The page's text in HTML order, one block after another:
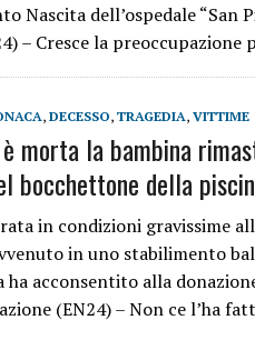
Nascita dell’ospedale “San
– Cresce la preoccupazione
, DECESSO, TRAGEDIA, VITTIME
morta la bambina
bocchettone della
in condizioni gravissime
in uno stabilimento
ha acconsentito alla
(EN24) – Non ce l’ha